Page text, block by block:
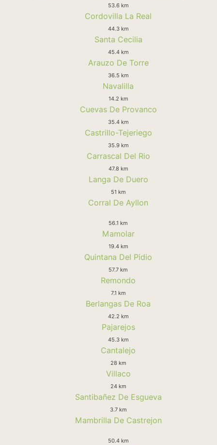
53.6 km
Cordovilla La Real
44.3 km
Santa Cecilia
45.4 km
Arauzo De Torre
36.5 km
Navalilla
14.2 km
Cuevas De Provanco
35.4 km
Castrillo-Tejeriego
35.9 km
Carrascal Del Rio
47.8 km
Langa De Duero
51 km
Corral De Ayllon
56.1 km
Mamolar
19.4 km
Quintana Del Pidio
57.7 km
Remondo
7.1 km
Berlangas De Roa
42.2 km
Pajarejos
45.3 km
Cantalejo
28 km
Villaco
24 km
Santibañez De Esgueva
3.7 km
Mambrilla De Castrejon
50.4 km